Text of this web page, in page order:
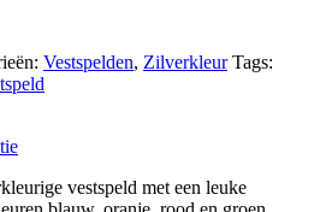
Vestspelden, Zilverkleur Tags:
vestspeld met een leuke